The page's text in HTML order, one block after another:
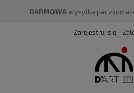
DARMOWAwysyłka
Zarejestruj się